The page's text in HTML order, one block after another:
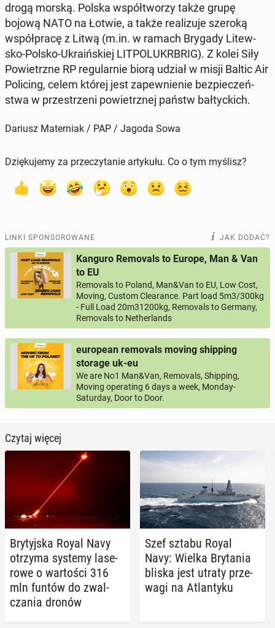
drogą morską. Polska współ­two­rzy także grupę
bojową NATO na Łotwie, a także re­ali­zu­je szeroką
współ­pra­cę z Litwą (m.in. w ramach Brygady Li­tew­
sko-Polsko-Ukra­iń­skiej LIT­PO­LU­KR­BRIG). Z kolei Siły
Po­wietrz­ne RP re­gu­lar­nie biorą udział w misji Baltic Air
Po­li­cing, celem której jest za­pew­nie­nie bez­pie­czeń­
stwa w prze­strze­ni po­wietrz­nej państw bał­tyc­kich.
Dariusz Materniak / PAP / Jagoda Sowa
Dziękujemy za przeczytanie artykułu. Co o tym myślisz?
LINKI SPONSOROWANE JAK DODAĆ?
Kanguro Removals to Europe, Man & Van
to EU
Removals to Poland, Man&Van to EU, Low Cost,
Moving, Custom Clearance. Part load 5m3/300kg
- Full Load 20m31200kg, Removals to Germany,
Removals to Netherlands
european removals moving shipping
storage uk-eu
We are No1 Man&Van, Removals, Shipping,
Moving operating 6 days a week, Monday-
Saturday, Door to Door.
Czytaj więcej
Bry­tyj­ska Royal Navy
otrzyma systemy la­se­
ro­we o war­to­ści 316
mln funtów do zwal­
cza­nia dronów
Szef sztabu Royal
Navy: Wielka Bry­ta­nia
bliska jest utraty prze­
wa­gi na Atlan­ty­ku